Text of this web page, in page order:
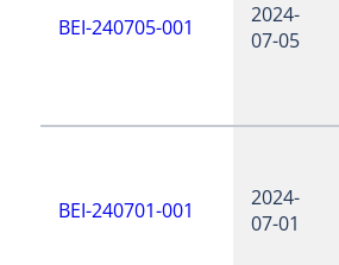
BEI-240705-001
2024-
07-05
BEI-240701-001
2024-
07-01